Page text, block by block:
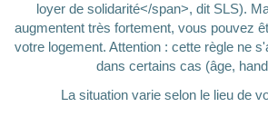
loyer de solidarité</span>, dit SLS).
augmentent très fortement, vous pouvez
votre logement. Attention : cette règle ne
dans certains cas (âge,
La situation varie selon le lieu de